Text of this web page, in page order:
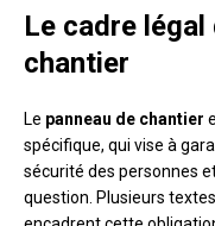
Le cadre légal
chantier
Le panneau de chantier
spécifique, qui vise à
sécurité des personnes
question. Plusieurs